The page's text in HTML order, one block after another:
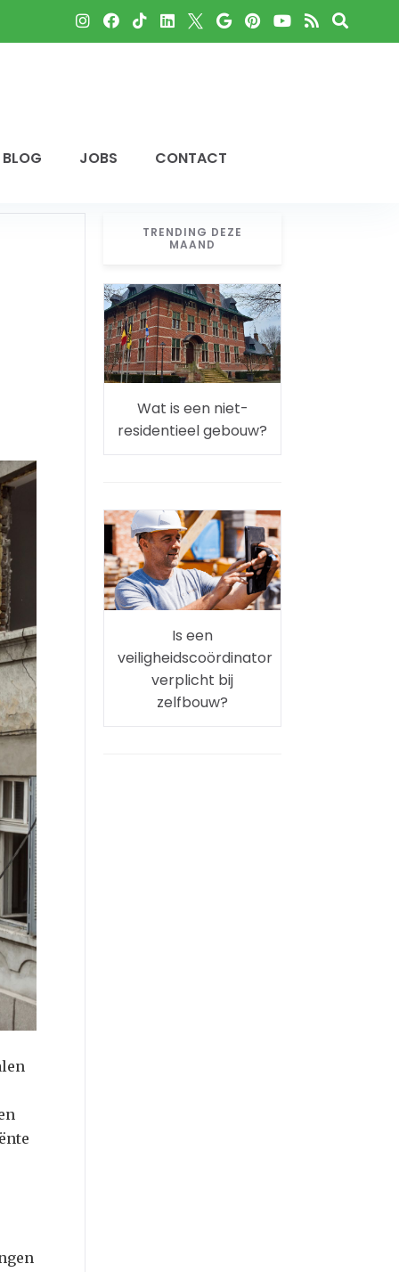
BLOG JOBS CONTACT
TRENDING DEZE
MAAND
Wat is een niet-
residentieel gebouw?
Is een
veiligheidscoördinator
verplicht bij
zelfbouw?